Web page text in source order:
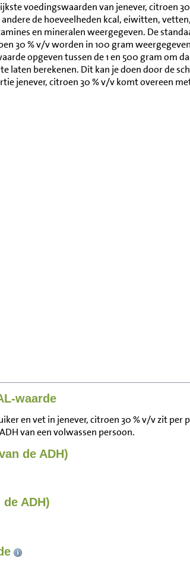
voedingswaarden van jenever, citroen
de hoeveelheden kcal, eiwitten, vetten,
en mineralen weergegeven. De
30 % v/v worden in 100 gram
opgeven tussen de 1 en 500 gram om
laten berekenen. Dit kan je doen door de
jenever, citroen 30 % v/v komt overeen
waarde
en vet in jenever, citroen 30 % v/v zit per
van een volwassen persoon.
de ADH)
ADH)